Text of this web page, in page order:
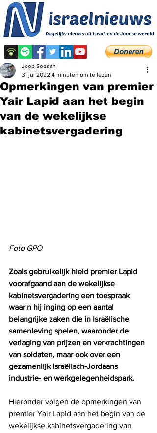
Opmerkingen van premier
Yair Lapid aan het begin
van de wekelijkse
kabinetsvergadering
Joop Soesan
31 jul 2022 4 minuten om te lezen
Foto GPO
Zoals gebruikelijk hield premier Lapid
voorafgaand aan de wekelijkse
kabinetsvergadering een toespraak
waarin hij inging op een aantal
belangrijke zaken die in Israëlische
samenleving spelen, waaronder de
verlaging van prijzen en verkrachtingen
van soldaten, maar ook over een
gezamenlijk Israëlisch-Jordaans
industrie- en werkgelegenheidspark.
Hieronder volgen de opmerkingen van
premier Yair Lapid aan het begin van de
wekelijkse kabinetsvergadering van